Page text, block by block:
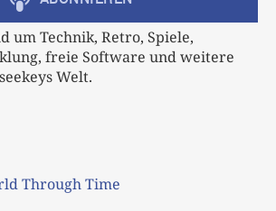
um Technik, Retro, Spiele,
freie Software und weitere
Welt.
Through Time